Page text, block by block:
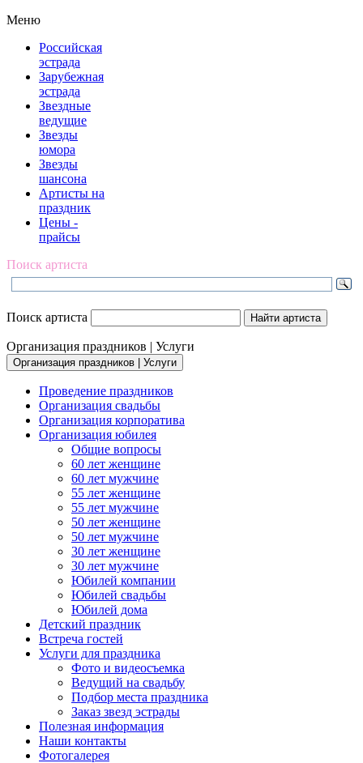
Меню
Российская
эстрада
Зарубежная
эстрада
Звездные
ведущие
Звезды
юмора
Звезды
шансона
Артисты на
праздник
Цены -
прайсы
Поиск артиста
Поиск артиста
Организация праздников | Услуги
Организация праздников | Услуги
Проведение праздников
Организация свадьбы
Организация корпоратива
Организация юбилея
Общие вопросы
60 лет женщине
60 лет мужчине
55 лет женщине
55 лет мужчине
50 лет женщине
50 лет мужчине
30 лет женщине
30 лет мужчине
Юбилей компании
Юбилей свадьбы
Юбилей дома
Детский праздник
Встреча гостей
Услуги для праздника
Фото и видеосъемка
Ведущий на свадьбу
Подбор места праздника
Заказ звезд эстрады
Полезная информация
Наши контакты
Фотогалерея